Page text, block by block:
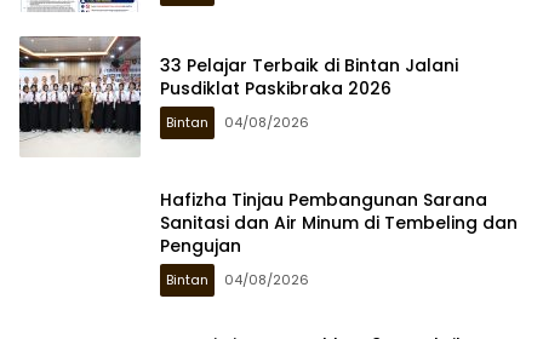
33 Pelajar Terbaik di Bintan Jalani
Pusdiklat Paskibraka 2026
Bintan 04/08/2026
Hafizha Tinjau Pembangunan Sarana
Sanitasi dan Air Minum di Tembeling dan
Pengujan
Bintan 04/08/2026